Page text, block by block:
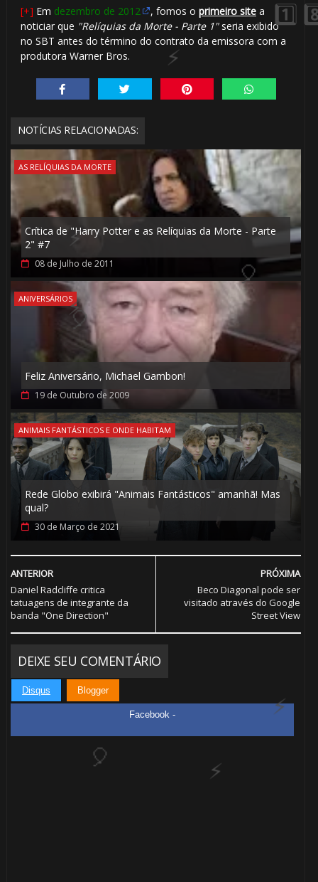
[+] Em dezembro de 2012 , fomos o primeiro sitea
noticiar que "Relíquias da Morte - Parte 1"seria exibido
no SBT antes do término do contrato da emissora com a
produtora Warner Bros.
NOTÍCIAS RELACIONADAS:
AS RELÍQUIAS DA MORTE
Crítica de "Harry Potter e as Relíquias da Morte - Parte
2" #7
08 de Julho de 2011
ANIVERSÁRIOS
Feliz Aniversário, Michael Gambon!
19 de Outubro de 2009
ANIMAIS FANTÁSTICOS E ONDE HABITAM
Rede Globo exibirá "Animais Fantásticos" amanhã! Mas
qual?
30 de Março de 2021
PRÓXIMA
Beco Diagonal pode ser
visitado através do Google
Street View
ANTERIOR
Daniel Radcliffe critica
tatuagens de integrante da
banda "One Direction"
DEIXE SEU COMENTÁRIO
Disqus Blogger
Facebook -
8️⃣
⚡
⚡
1️⃣ 8️⃣
1️⃣ 8️⃣
1️⃣ 8️⃣
🎂
🎈
⚡